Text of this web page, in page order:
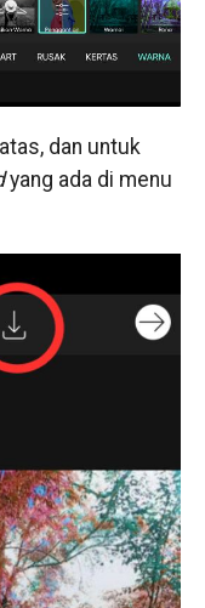
dan untuk
yang ada di menu